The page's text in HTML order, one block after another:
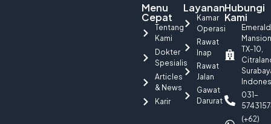
Menu
Cepat
Tentang
Kami
Dokter
Spesialis
Articles
& News
Karir
Layanan
Kamar
Operasi
Rawat
Inap
Rawat
Jalan
Gawat
Darurat
Hubungi
Kami
Emerald
Mansion
TX-10,
031-
(+62)